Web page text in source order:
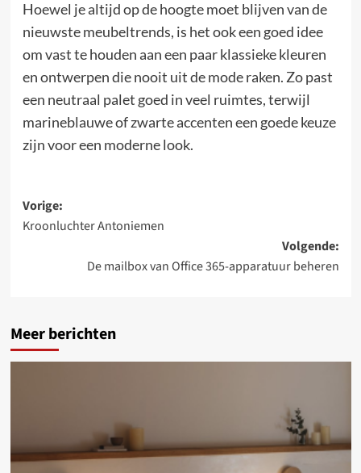
Hoewel je altijd op de hoogte moet blijven van de
nieuwste meubeltrends, is het ook een goed idee
om vast te houden aan een paar klassieke kleuren
en ontwerpen die nooit uit de mode raken. Zo past
een neutraal palet goed in veel ruimtes, terwijl
marineblauwe of zwarte accenten een goede keuze
zijn voor een moderne look.
Bericht
navigatie
Vorige:
Kroonluchter Antoniemen
Volgende:
De mailbox van Office 365-apparatuur beheren
Meer berichten